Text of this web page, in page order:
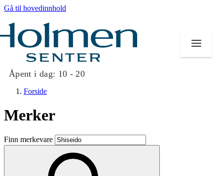
Gå til hovedinnhold
Åpent i dag: 10 - 20
Butikker
Mat og drikke
Forside
Merker
Finn merkevare